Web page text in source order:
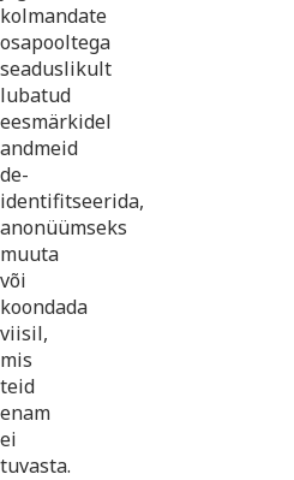
kolmandate
osapooltega
seaduslikult
lubatud
eesmärkidel
andmeid
de-
identifitseerida,
anonüümseks
muuta
või
koondada
viisil,
mis
teid
enam
ei
tuvasta.